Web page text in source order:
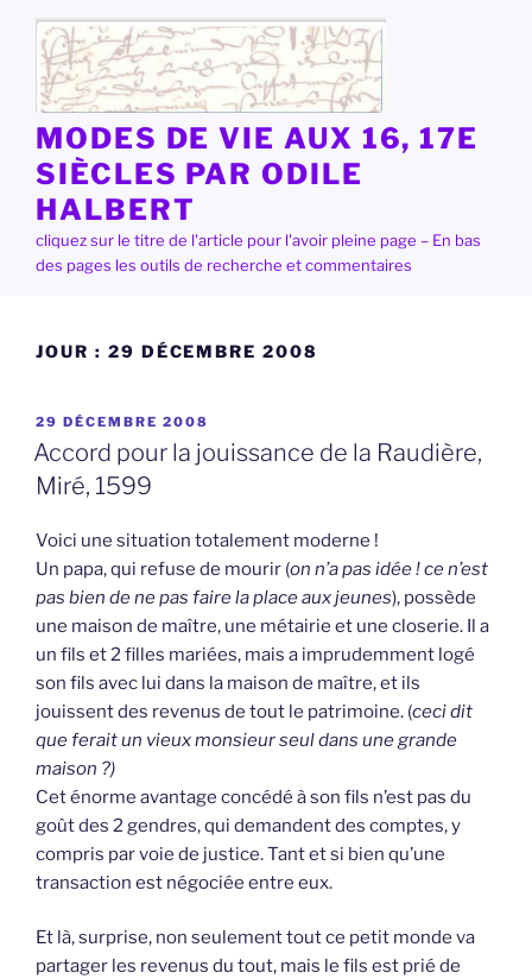
contenu
principal
MODES DE VIE AUX 16, 17E
SIÈCLES PAR ODILE
HALBERT
cliquez sur le titre de l'article pour l'avoir pleine page – En bas
des pages les outils de recherche et commentaires
JOUR : 29 DÉCEMBRE 2008
PUBLIÉ
LE
29 DÉCEMBRE 2008
Accord pour la jouissance de la Raudière,
Miré, 1599
Voici une situation totalement moderne !
Un papa, qui refuse de mourir (on n’a pas idée ! ce n’est
pas bien de ne pas faire la place aux jeunes), possède
une maison de maître, une métairie et une closerie. Il a
un fils et 2 filles mariées, mais a imprudemment logé
son fils avec lui dans la maison de maître, et ils
jouissent des revenus de tout le patrimoine. (ceci dit
que ferait un vieux monsieur seul dans une grande
maison ?)
Cet énorme avantage concédé à son fils n’est pas du
goût des 2 gendres, qui demandent des comptes, y
compris par voie de justice. Tant et si bien qu’une
transaction est négociée entre eux.
Et là, surprise, non seulement tout ce petit monde va
partager les revenus du tout, mais le fils est prié de